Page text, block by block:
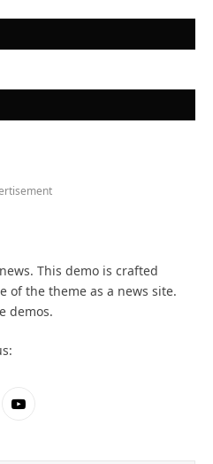
This demo is crafted
of the theme as a news site.
demos.
YouTube